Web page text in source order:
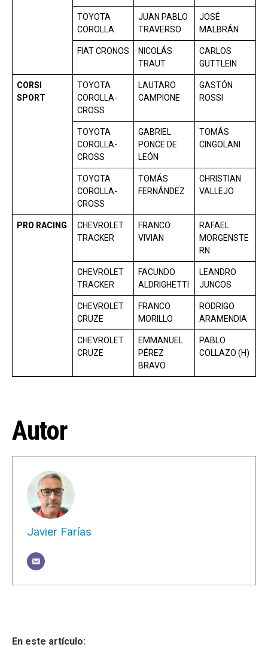
TOYOTA
COROLLA
JUAN PABLO
TRAVERSO
JOSÉ
MALBRÁN
FIAT CRONOS
NICOLÁS
TRAUT
CARLOS
GUTTLEIN
CORSI
SPORT
TOYOTA
COROLLA-
CROSS
LAUTARO
CAMPIONE
GASTÓN
ROSSI
TOYOTA
COROLLA-
CROSS
GABRIEL
PONCE DE
LEÓN
TOMÁS
CINGOLANI
TOYOTA
COROLLA-
CROSS
TOMÁS
FERNÁNDEZ
CHRISTIAN
VALLEJO
PRO RACING
CHEVROLET
TRACKER
FRANCO
VIVIAN
RAFAEL
MORGENSTE
RN
CHEVROLET
TRACKER
FACUNDO
ALDRIGHETTI
LEANDRO
JUNCOS
CHEVROLET
CRUZE
FRANCO
MORILLO
RODRIGO
ARAMENDIA
CHEVROLET
CRUZE
EMMANUEL
PÉREZ
BRAVO
PABLO
COLLAZO (H)
Autor
Javier Farías